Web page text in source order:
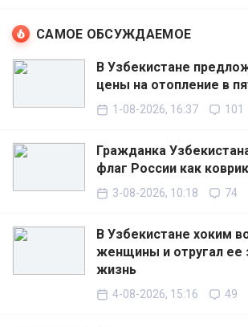
САМОЕ ОБСУЖДАЕМОЕ
В Узбекистане
цены на отопление в
1-08-2026, 16:37 101
Гражданка
флаг России как коврик
3-08-2026, 10:18 74
В Узбекистане хоким
женщины и отругал ее
жизнь
4-08-2026, 15:16 49